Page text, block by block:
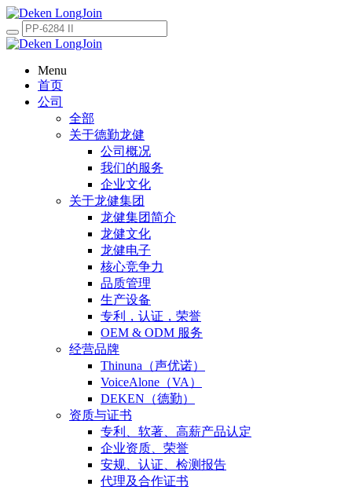
Menu
首页
公司
全部
关于德勤龙健
公司概况
我们的服务
企业文化
关于龙健集团
龙健集团简介
龙健文化
龙健电子
核心竞争力
品质管理
生产设备
专利，认证，荣誉
OEM & ODM 服务
经营品牌
Thinuna（声优诺）
VoiceAlone（VA）
DEKEN（德勤）
资质与证书
专利、软著、高薪产品认定
企业资质、荣誉
安规、认证、检测报告
代理及合作证书